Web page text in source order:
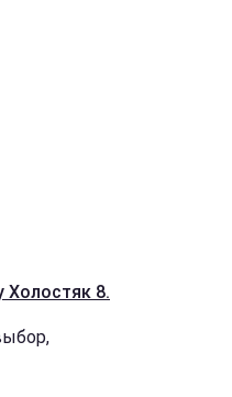
Холостяк 8.